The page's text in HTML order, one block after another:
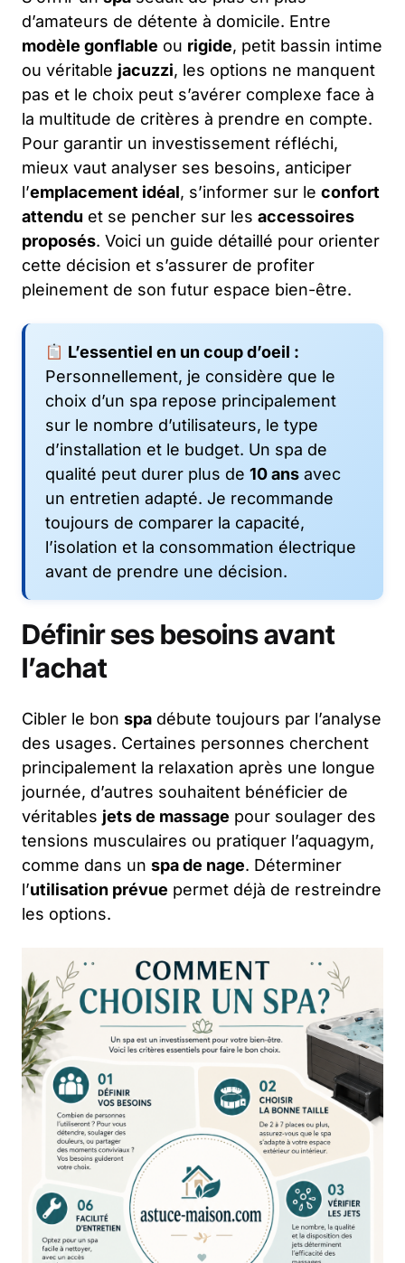
d’amateurs de détente à domicile. Entre
modèle gonflable ou rigide, petit bassin intime
ou véritable jacuzzi, les options ne manquent
pas et le choix peut s’avérer complexe face à
la multitude de critères à prendre en compte.
Pour garantir un investissement réfléchi,
mieux vaut analyser ses besoins, anticiper
l’emplacement idéal, s’informer sur le confort
attendu et se pencher sur les accessoires
proposés. Voici un guide détaillé pour orienter
cette décision et s’assurer de profiter
pleinement de son futur espace bien-être.
L’essentiel en un coup d’oeil :
Personnellement, je considère que le
choix d’un spa repose principalement
sur le nombre d’utilisateurs, le type
d’installation et le budget. Un spa de
qualité peut durer plus de 10 ans avec
un entretien adapté. Je recommande
toujours de comparer la capacité,
l’isolation et la consommation électrique
avant de prendre une décision.
Définir ses besoins avant
l’achat
Cibler le bon spa débute toujours par l’analyse
des usages. Certaines personnes cherchent
principalement la relaxation après une longue
journée, d’autres souhaitent bénéficier de
véritables jets de massage pour soulager des
tensions musculaires ou pratiquer l’aquagym,
comme dans un spa de nage. Déterminer
l’utilisation prévue permet déjà de restreindre
les options.